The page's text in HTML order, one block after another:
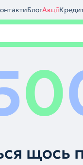
БлогАкції
0
щось